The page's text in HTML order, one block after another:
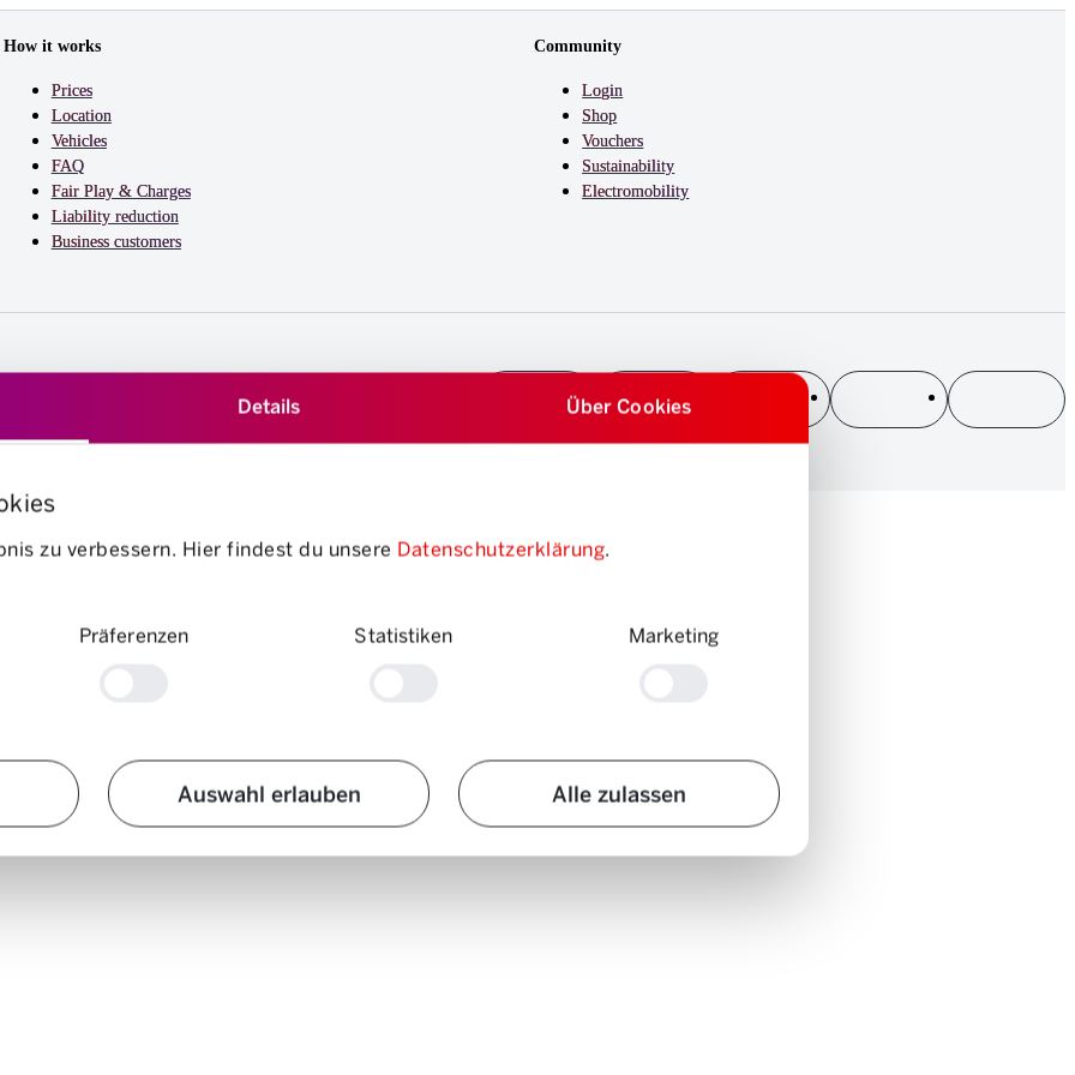
Details Über Cookies
zu verbessern. Hier findest du unsere Datenschutzerklärung.
Präferenzen Statistiken Marketing
Auswahl erlauben Alle zulassen
How it works
Prices
Location
Vehicles
FAQ
Fair Play & Charges
Liability reduction
Business customers
Community
Login
Shop
Vouchers
Sustainability
Electromobility